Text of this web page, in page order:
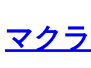
マク